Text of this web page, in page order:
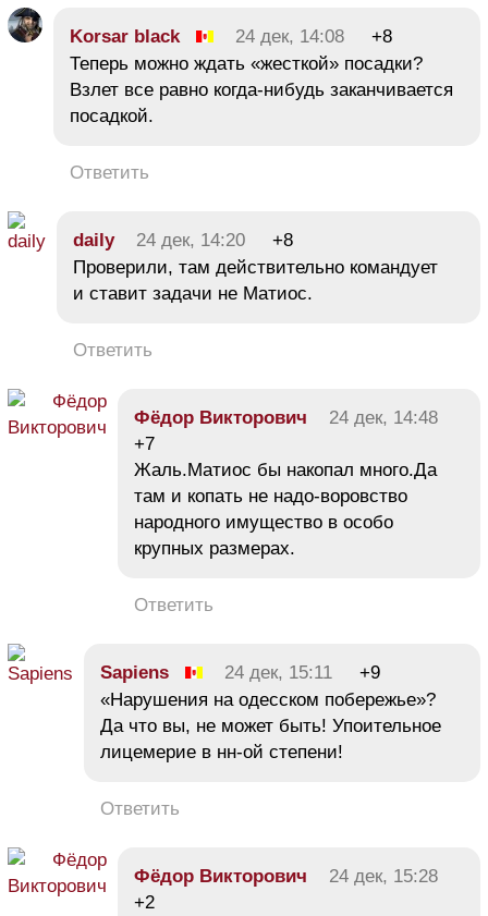
Korsar black 24 дек, 14:08
+8
Теперь можно ждать «жесткой» посадки?
Взлет все равно когда-нибудь заканчивается
посадкой.
Ответить
daily 24 дек, 14:20
+8
Проверили, там действительно командует
и ставит задачи не Матиос.
Ответить
Фёдор Викторович
24 дек, 14:48
+7
Жаль.Матиос бы накопал много.Да
там и копать не надо-воровство
народного имущество в особо
крупных размерах.
Ответить
Sapiens 24 дек, 15:11
+9
«Нарушения на одесском побережье»?
Да что вы, не может быть! Упоительное
лицемерие в нн-ой степени!
Ответить
Фёдор Викторович
24 дек, 15:28
+2